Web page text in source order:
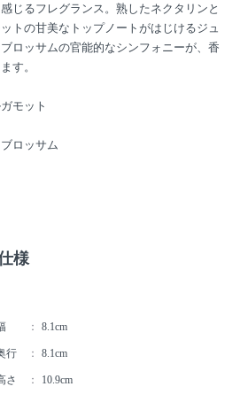
じるフレグランス。熟したネクタリンと
トの甘美なトップノートがはじけるジュ
ロッサムの官能的なシンフォニーが、香
す。
モット
ロッサム
様
8.1cm
行 8.1cm
さ 10.9cm